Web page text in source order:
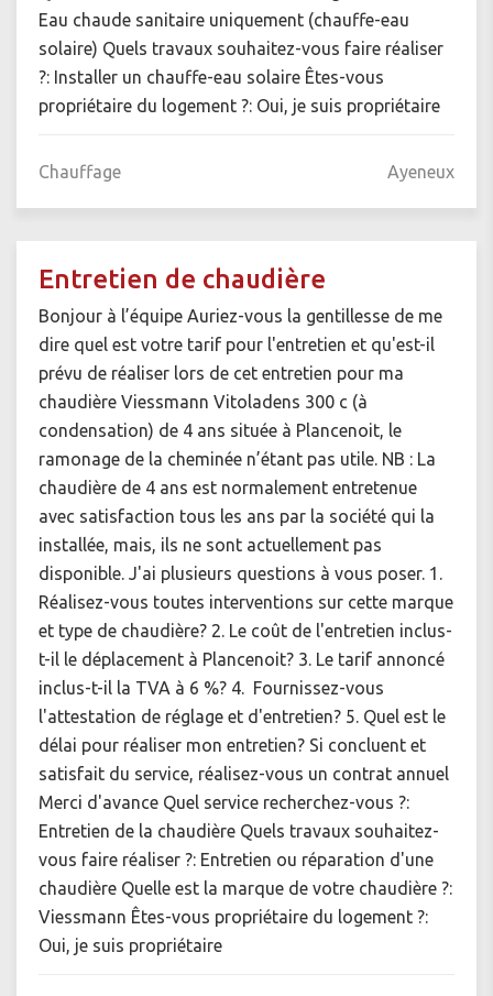
Eau chaude sanitaire uniquement (chauffe-eau
solaire) Quels travaux souhaitez-vous faire réaliser
?: Installer un chauffe-eau solaire Êtes-vous
propriétaire du logement ?: Oui, je suis propriétaire
Chauffage Ayeneux
Entretien de chaudière
Bonjour à l’équipe Auriez-vous la gentillesse de me
dire quel est votre tarif pour l'entretien et qu'est-il
prévu de réaliser lors de cet entretien pour ma
chaudière Viessmann Vitoladens 300 c (à
condensation) de 4 ans située à Plancenoit, le
ramonage de la cheminée n’étant pas utile. NB : La
chaudière de 4 ans est normalement entretenue
avec satisfaction tous les ans par la société qui la
installée, mais, ils ne sont actuellement pas
disponible. J'ai plusieurs questions à vous poser. 1.
Réalisez-vous toutes interventions sur cette marque
et type de chaudière? 2. Le coût de l'entretien inclus-
t-il le déplacement à Plancenoit? 3. Le tarif annoncé
inclus-t-il la TVA à 6 %? 4. Fournissez-vous
l'attestation de réglage et d'entretien? 5. Quel est le
délai pour réaliser mon entretien? Si concluent et
satisfait du service, réalisez-vous un contrat annuel
Merci d'avance Quel service recherchez-vous ?:
Entretien de la chaudière Quels travaux souhaitez-
vous faire réaliser ?: Entretien ou réparation d'une
chaudière Quelle est la marque de votre chaudière ?:
Viessmann Êtes-vous propriétaire du logement ?:
Oui, je suis propriétaire